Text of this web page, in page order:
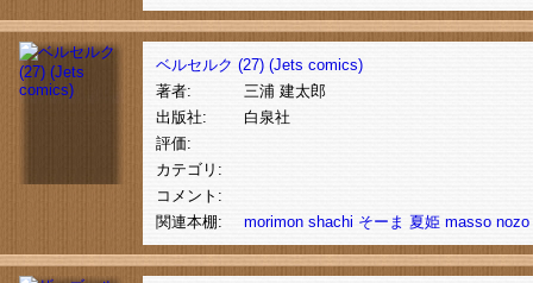
ベルセルク (27) (Jets comics)
著者:
三浦 建太郎
出版社:
白泉社
評価:
カテゴリ:
コメント:
関連本棚:
morimon shachi そーま 夏姫 masso nozo